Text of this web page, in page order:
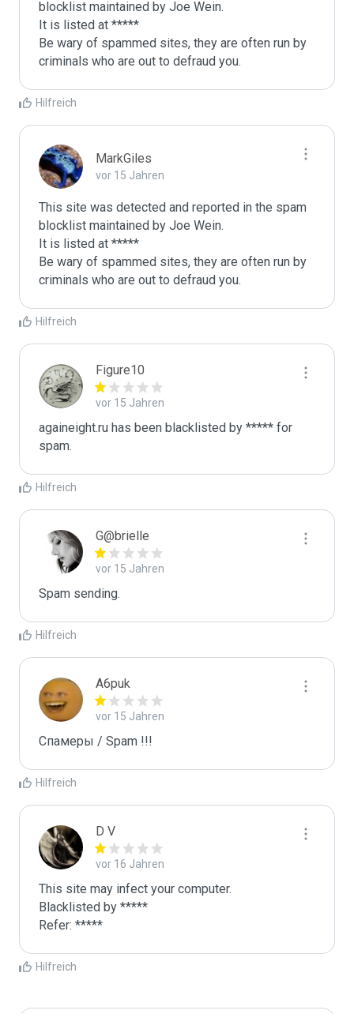
blocklist maintained by Joe Wein.
It is listed at *****
Be wary of spammed sites, they are often run by
criminals who are out to defraud you.
Hilfreich
MarkGiles
vor 15 Jahren
This site was detected and reported in the spam
blocklist maintained by Joe Wein.
It is listed at *****
Be wary of spammed sites, they are often run by
criminals who are out to defraud you.
Hilfreich
Figure10
vor 15 Jahren
againeight.ru has been blacklisted by ***** for
spam.
Hilfreich
G@brielle
vor 15 Jahren
Spam sending.
Hilfreich
A6puk
vor 15 Jahren
Спамеры / Spam !!!
Hilfreich
D V
vor 16 Jahren
This site may infect your computer.
Blacklisted by *****
Hilfreich